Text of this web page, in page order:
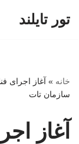
تور تایلند
خانه » آغاز اجرای
سازمان تات
آغاز